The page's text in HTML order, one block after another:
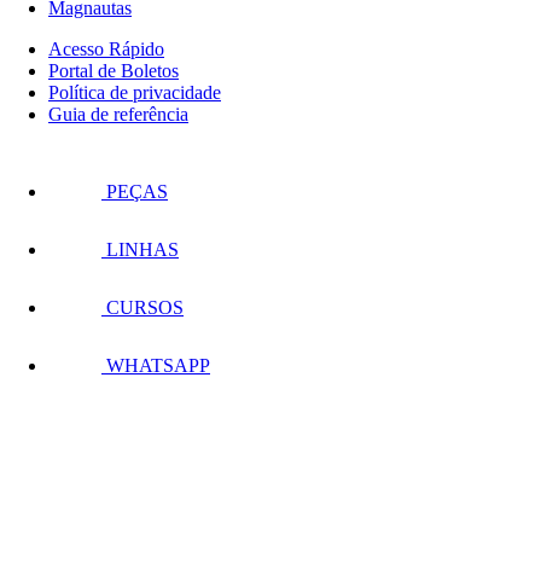
Magnautas
Acesso Rápido
Portal de Boletos
Política de privacidade
Guia de referência
PEÇAS
LINHAS
CURSOS
WHATSAPP